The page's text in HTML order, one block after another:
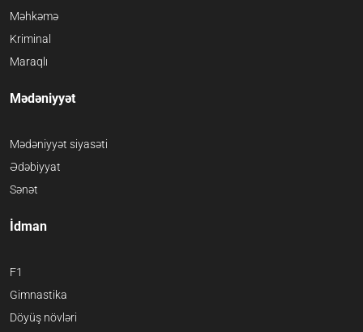
Məhkəmə
Kriminal
Maraqlı
Mədəniyyət
Mədəniyyət siyasəti
Ədəbiyyat
Sənət
İdman
F1
Gimnastika
Döyüş növləri